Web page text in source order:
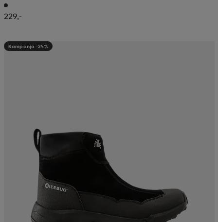
229,-
Kampanja -25%